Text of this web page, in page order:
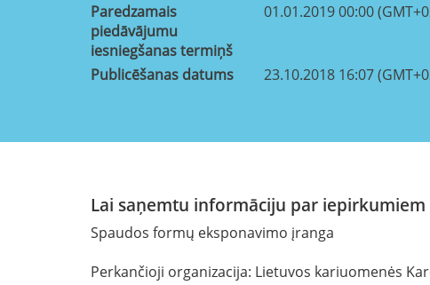
Paredzamais
piedāvājumu
iesniegšanas termiņš
01.01.2019 00:00
Publicēšanas datums 23.10.2018 16:07
Lai saņemtu informāciju par
Spaudos formų eksponavimo įranga
Perkančioji organizacija: Lietuvos kariuomenės